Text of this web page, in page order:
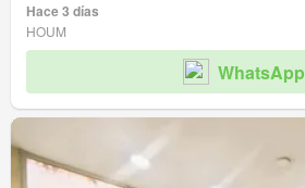
Hace 3 días
HOUM
WhatsApp